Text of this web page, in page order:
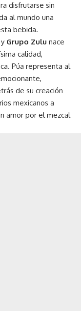
disfrutarse sin
al mundo una
bebida.
y Grupo Zulu nace
calidad,
Púa representa al
de su creación
mexicanos a
amor por el mezcal